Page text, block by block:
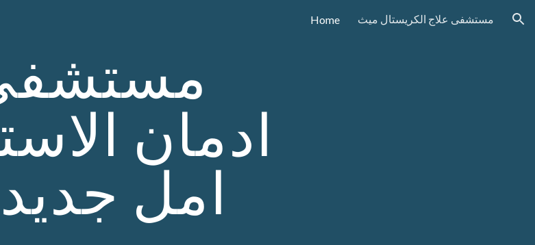
Home مستشفى علاج الكريستال ميث